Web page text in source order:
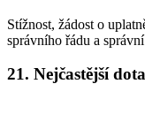
Stížnost, žádost o
správního řádu a
21. Nejčastější